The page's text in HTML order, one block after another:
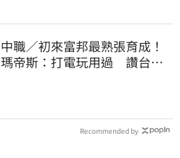
中職／初來富邦最熟張育成！
瑪帝斯：打電玩用過 讚台灣
Recommended by